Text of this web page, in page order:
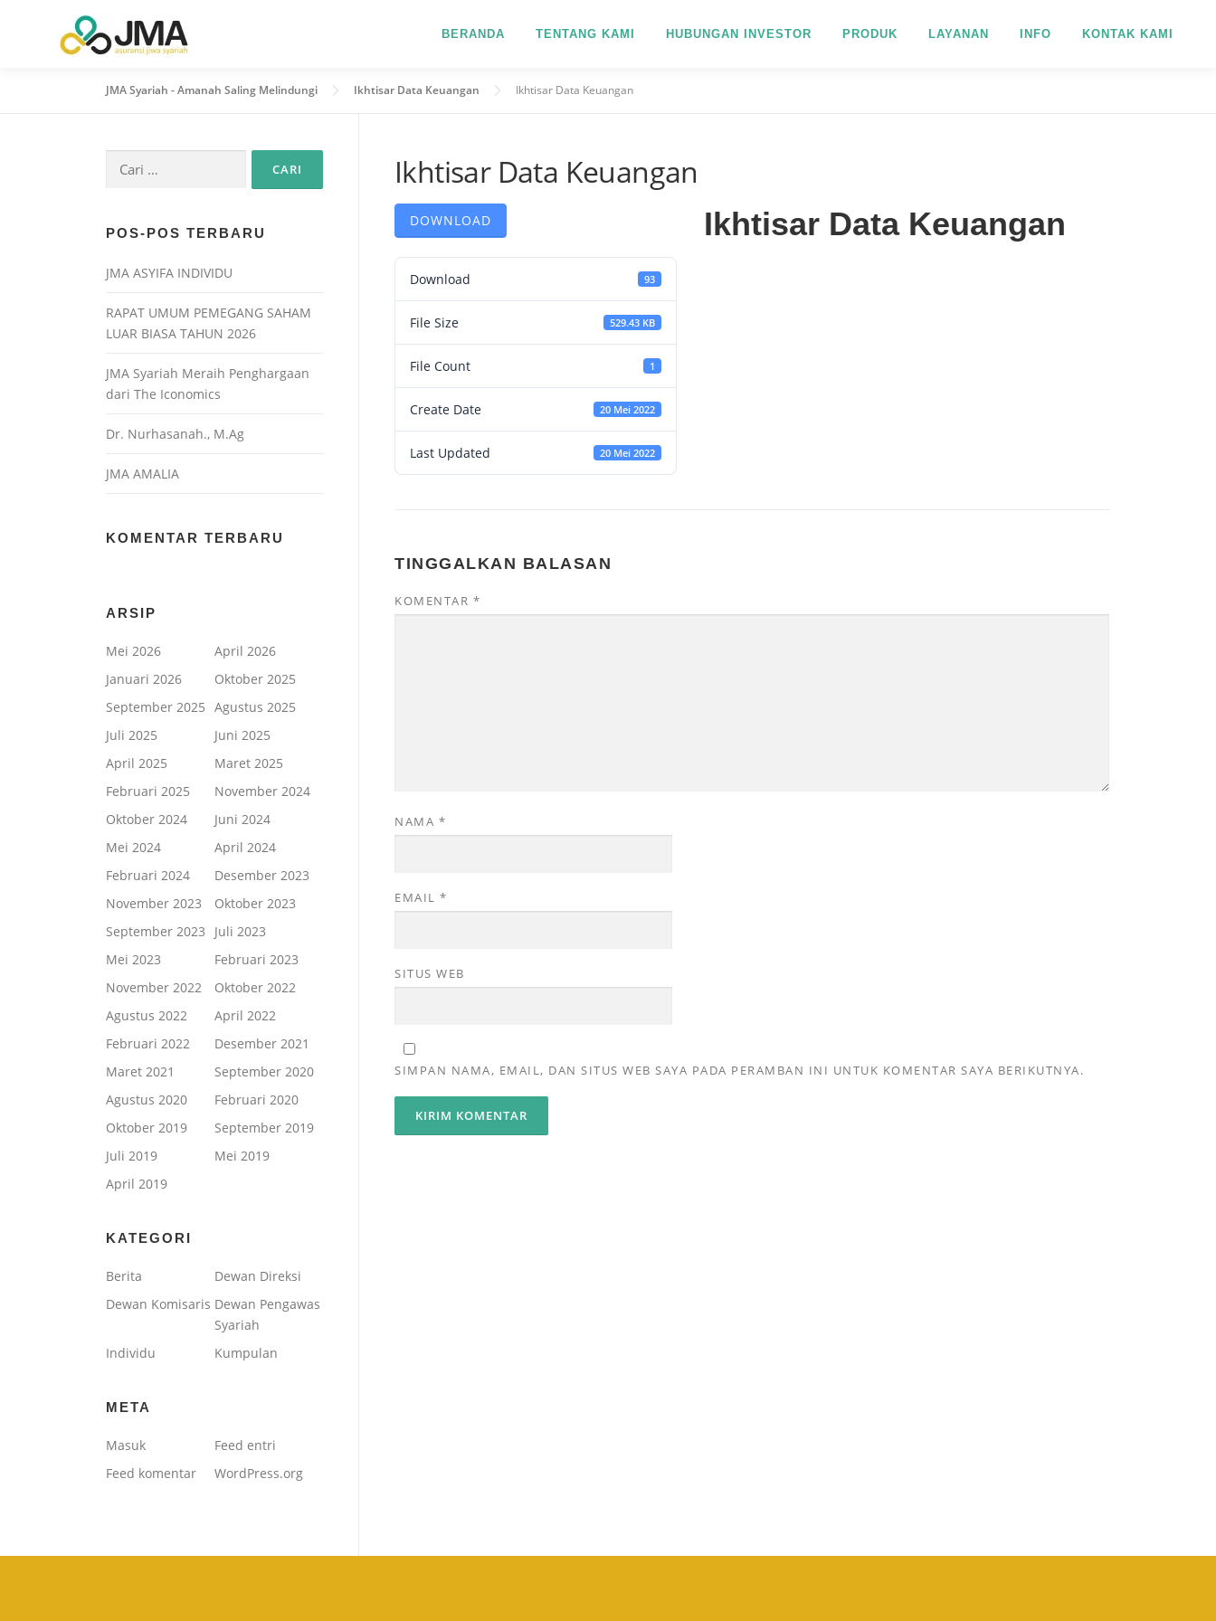
BERANDA TENTANG KAMI HUBUNGAN INVESTOR PRODUK LAYANAN INFO KONTAK KAMI
JMA Syariah - Amanah Saling Melindungi Ikhtisar Data Keuangan Ikhtisar Data Keuangan
Ikhtisar Data Keuangan
DOWNLOAD
Download 93
File Size 529.43 KB
File Count 1
Create Date 20 Mei 2022
Last Updated 20 Mei 2022
Ikhtisar Data Keuangan
TINGGALKAN BALASAN
KOMENTAR *
NAMA *
EMAIL *
SITUS WEB
SIMPAN NAMA, EMAIL, DAN SITUS WEB SAYA PADA PERAMBAN INI UNTUK KOMENTAR SAYA BERIKUTNYA.
POS-POS TERBARU
JMA ASYIFA INDIVIDU
RAPAT UMUM PEMEGANG SAHAM
LUAR BIASA TAHUN 2026
JMA Syariah Meraih Penghargaan
dari The Iconomics
Dr. Nurhasanah., M.Ag
JMA AMALIA
KOMENTAR TERBARU
ARSIP
Mei 2026
April 2026
Januari 2026
Oktober 2025
September 2025 Agustus 2025
Juli 2025
Juni 2025
April 2025
Maret 2025
Februari 2025
November 2024
Oktober 2024
Juni 2024
Mei 2024
April 2024
Februari 2024
Desember 2023
November 2023
Oktober 2023
September 2023
Juli 2023
Mei 2023
Februari 2023
November 2022
Oktober 2022
Agustus 2022
April 2022
Februari 2022
Desember 2021
Maret 2021
September 2020
Agustus 2020
Februari 2020
Oktober 2019
September 2019
Juli 2019
Mei 2019
April 2019
KATEGORI
Berita
Dewan Direksi
Dewan Komisaris Dewan Pengawas
Syariah
Individu
Kumpulan
META
Masuk
Feed entri
Feed komentar
WordPress.org